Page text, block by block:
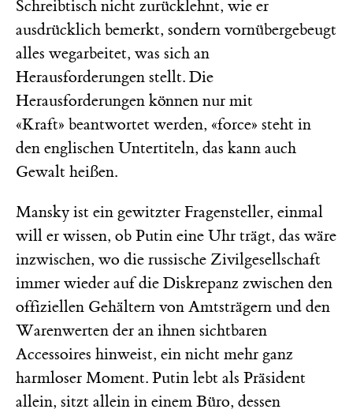
Schreibtisch nicht zurücklehnt, wie er
ausdrücklich bemerkt, sondern vornübergebeugt
alles wegarbeitet, was sich an
Herausforderungen stellt. Die
Herausforderungen können nur mit
«Kraft» beantwortet werden, «force» steht in
den englischen Untertiteln, das kann auch
Gewalt heißen.
Mansky ist ein gewitzter Fragensteller, einmal
will er wissen, ob Putin eine Uhr trägt, das wäre
inzwischen, wo die russische Zivilgesellschaft
immer wieder auf die Diskrepanz zwischen den
offiziellen Gehältern von Amtsträgern und den
Warenwerten der an ihnen sichtbaren
Accessoires hinweist, ein nicht mehr ganz
harmloser Moment. Putin lebt als Präsident
allein, sitzt allein in einem Büro, dessen